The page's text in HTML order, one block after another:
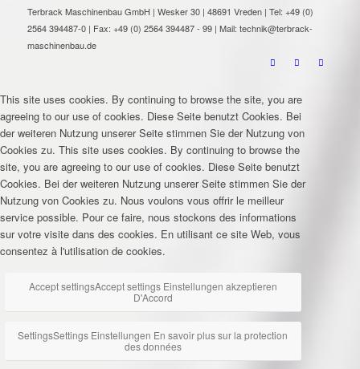
Terbrack Maschinenbau GmbH | Wesker 30 | 48691 Vreden | Tel: +49 (0)
2564 394487-0 | Fax: +49 (0) 2564 394487 - 99 | Mail: technik@terbrack-
maschinenbau.de
This site uses cookies. By continuing to browse the site, you are
agreeing to our use of cookies. Diese Seite benutzt Cookies. Bei
der weiteren Nutzung unserer Seite stimmen Sie der Nutzung von
Cookies zu. This site uses cookies. By continuing to browse the
site, you are agreeing to our use of cookies. Diese Seite benutzt
Cookies. Bei der weiteren Nutzung unserer Seite stimmen Sie der
Nutzung von Cookies zu. Nous voulons vous offrir le meilleur
service possible. Pour ce faire, nous stockons des informations
sur votre visite dans des cookies. En utilisant ce site Web, vous
consentez à l'utilisation de cookies.
Accept settingsAccept settings Einstellungen akzeptieren
D'Accord
SettingsSettings Einstellungen En savoir plus sur la protection
des données